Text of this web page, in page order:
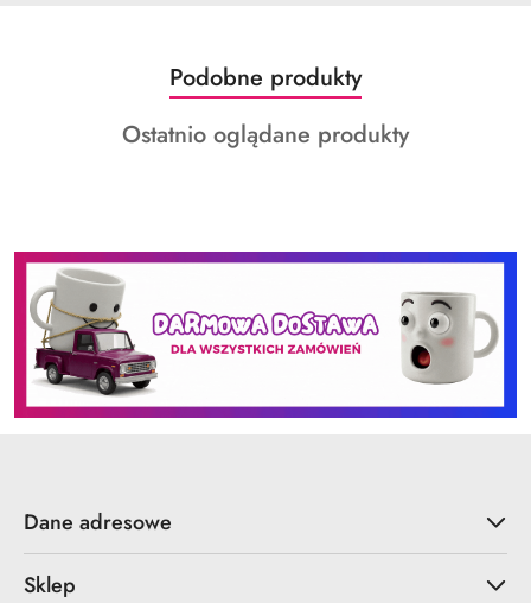
Pomiń karuzelę produktów
Produkty
o
statusie:
Podobne produkty
Produkty
Ostatnio oglądane produkty
Dane adresowe
Sklep